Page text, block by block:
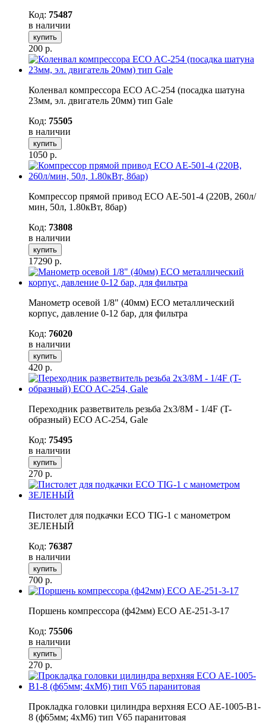
Код: 75487
в наличии
купить
200 р.
Коленвал компрессора ECO AC-254 (посадка шатуна
23мм, эл. двигатель 20мм) тип Gale
Код: 75505
в наличии
купить
1050 р.
Компрессор прямой привод ECO AE-501-4 (220В, 260л/
мин, 50л, 1.80кВт, 8бар)
Код: 73808
в наличии
купить
17290 р.
Манометр осевой 1/8" (40мм) ЕСО металлический
корпус, давление 0-12 бар, для фильтра
Код: 76020
в наличии
купить
420 р.
Переходник разветвитель резьба 2x3/8M - 1/4F (T-
образный) ECO AC-254, Gale
Код: 75495
в наличии
купить
270 р.
Пистолет для подкачки ECO TIG-1 с манометром
ЗЕЛЕНЫЙ
Код: 76387
в наличии
купить
700 р.
Поршень компрессора (ф42мм) ECO AE-251-3-17
Код: 75506
в наличии
купить
270 р.
Прокладка головки цилиндра верхняя ECO AE-1005-B1-
8 (ф65мм; 4хМ6) тип V65 паранитовая